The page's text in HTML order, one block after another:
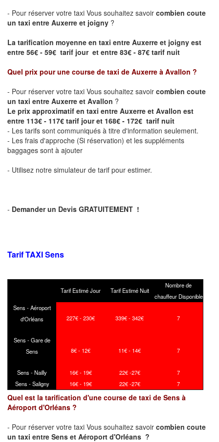
- Pour réserver votre taxi Vous souhaitez savoir combien coute
un taxi entre Auxerre et joigny ?
La tarification moyenne en taxi entre Auxerre et joigny est
entre 56€ - 59€ tarif jour et entre 83€ - 87€ tarif nuit
Quel prix pour une course de taxi de Auxerre à Avallon ?
- Pour réserver votre taxi Vous souhaitez savoir combien coute
un taxi entre Auxerre et Avallon ?
Le prix approximatif en taxi entre Auxerre et Avallon est
entre 113€ - 117€ tarif jour et 168€ - 172€ tarif nuit
- Les tarifs sont communiqués à titre d'information seulement.
- Les frais d'approche (Si réservation) et les suppléments
baggages sont à ajouter
- Utilisez notre simulateur de tarif pour estimer.
- Demander un Devis GRATUITEMENT !
Tarif TAXI Sens
Tarif Estimé Jour Tarif Estimé Nuit
Nombre de
chauffeur Disponible
Sens - Aéroport
d'Orléans
227€ - 230€ 339€ - 342€ 7
Sens - Gare de
Sens
8€ - 12€ 11€ - 14€ 7
Sens - Nailly 16€ - 19€ 22€ -27€
7
Sens - Saligny
16€ - 19€ 22€ -27€ 7
Quel est la tarification d'une course de taxi de Sens à
Aéroport d'Orléans ?
- Pour réserver votre taxi Vous souhaitez savoir combien coute
un taxi entre Sens et Aéroport d'Orléans ?